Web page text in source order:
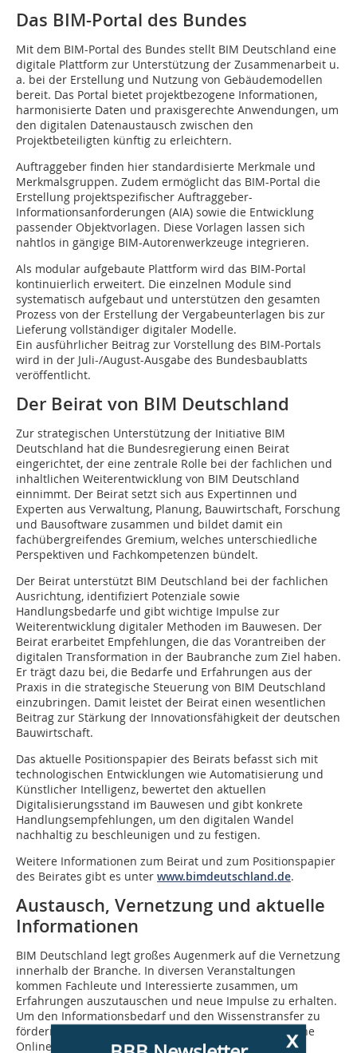
Das BIM-Portal des Bundes
Mit dem BIM-Portal des Bundes stellt BIM Deutschland eine
digitale Plattform zur Unterstützung der Zusammenarbeit u.
a. bei der Erstellung und Nutzung von Gebäudemodellen
bereit. Das Portal bietet projektbezogene Informationen,
harmonisierte Daten und praxisgerechte Anwendungen, um
den digitalen Datenaustausch zwischen den
Projektbeteiligten künftig zu erleichtern.
Auftraggeber finden hier standardisierte Merkmale und
Merkmalsgruppen. Zudem ermöglicht das BIM-Portal die
Erstellung projektspezifischer Auftraggeber-
Informationsanforderungen (AIA) sowie die Entwicklung
passender Objektvorlagen. Diese Vorlagen lassen sich
nahtlos in gängige BIM-Autorenwerkzeuge integrieren.
Als modular aufgebaute Plattform wird das BIM-Portal
kontinuierlich erweitert. Die einzelnen Module sind
systematisch aufgebaut und unterstützen den gesamten
Prozess von der Erstellung der Vergabeunterlagen bis zur
Lieferung vollständiger digitaler Modelle.
Ein ausführlicher Beitrag zur Vorstellung des BIM-Portals
wird in der Juli-/August-Ausgabe des Bundesbaublatts
veröffentlicht.
Der Beirat von BIM Deutschland
Zur strategischen Unterstützung der Initiative BIM
Deutschland hat die Bundesregierung einen Beirat
eingerichtet, der eine zentrale Rolle bei der fachlichen und
inhaltlichen Weiterentwicklung von BIM Deutschland
einnimmt. Der Beirat setzt sich aus Expertinnen und
Experten aus Verwaltung, Planung, Bauwirtschaft, Forschung
und Bausoftware zusammen und bildet damit ein
fachübergreifendes Gremium, welches unterschiedliche
Perspektiven und Fachkompetenzen bündelt.
Der Beirat unterstützt BIM Deutschland bei der fachlichen
Ausrichtung, identifiziert Potenziale sowie
Handlungsbedarfe und gibt wichtige Impulse zur
Weiterentwicklung digitaler Methoden im Bauwesen. Der
Beirat erarbeitet Empfehlungen, die das Vorantreiben der
digitalen Transformation in der Baubranche zum Ziel haben.
Er trägt dazu bei, die Bedarfe und Erfahrungen aus der
Praxis in die strategische Steuerung von BIM Deutschland
einzubringen. Damit leistet der Beirat einen wesentlichen
Beitrag zur Stärkung der Innovationsfähigkeit der deutschen
Bauwirtschaft.
Das aktuelle Positionspapier des Beirats befasst sich mit
technologischen Entwicklungen wie Automatisierung und
Künstlicher Intelligenz, bewertet den aktuellen
Digitalisierungsstand im Bauwesen und gibt konkrete
Handlungsempfehlungen, um den digitalen Wandel
nachhaltig zu beschleunigen und zu festigen.
Weitere Informationen zum Beirat und zum Positionspapier
des Beirates gibt es unter www.bimdeutschland.de.
Austausch, Vernetzung und aktuelle
Informationen
BIM Deutschland legt großes Augenmerk auf die Vernetzung
innerhalb der Branche. In diversen Veranstaltungen
kommen Fachleute und Interessierte zusammen, um
Erfahrungen auszutauschen und neue Impulse zu erhalten.
Um den Informationsbedarf und den Wissenstransfer zu
fördern, bietet BIM Deutschland zielgruppenspezifische
Online-Veranstaltungen zu verschiedenen Themen im
x